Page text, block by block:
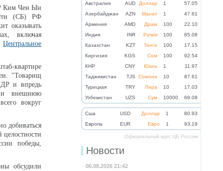
Австралия AUD Доллар 1
57.05
Азербайджан
AZN Манат 1
47.61
Армения
AMD Драм 100
22.10
Индия
INR Рупия 100
85.08
Казахстан
KZT Тенге 100
17.15
Киргизия
KGS Сом 100
92.54
КНР
CNY Юань 1
11.97
Таджикистан
TJS Сомони 10
87.61
Турецкая
TRY Лира 10
17.03
Узбекистан
UZS Сум 10000 68.08
Cша USD Доллар 1
80.93
Eвропа
EUR Евро 1 93.19
Официальный курс ЦБ России
Новости
06.08.2026 21:42
Ким Чен Ын
(СБ) РФ
оказывать
включая
Центральное
квартире
"Товарищ
и впредь
и внешнюю
вокруг
добиваться
целостности
победы,
обсудили